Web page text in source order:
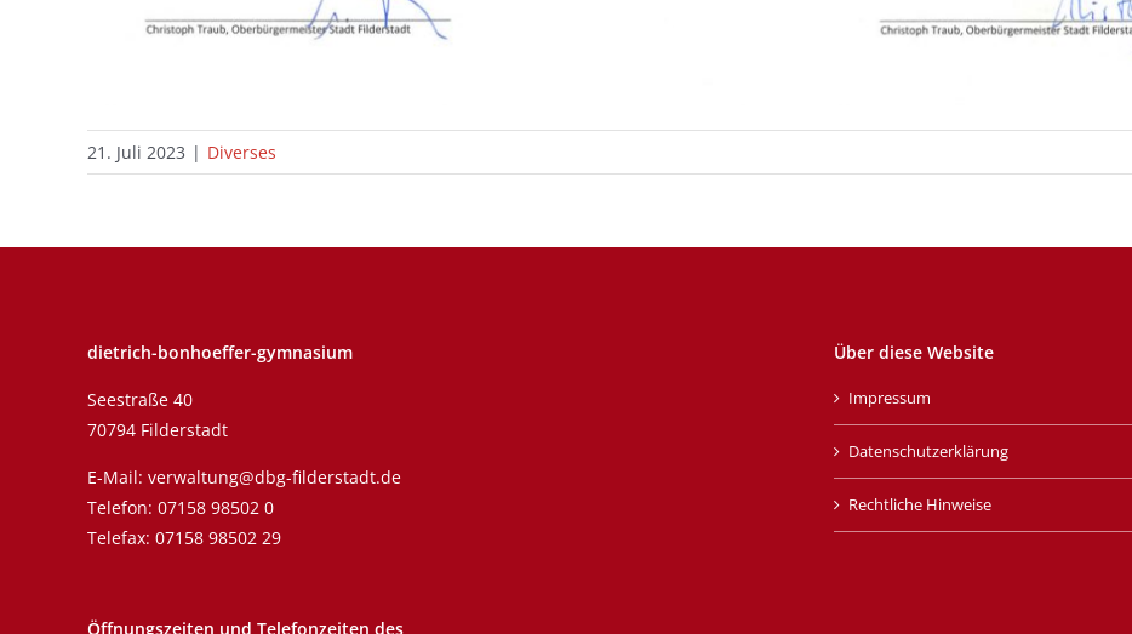
21. Juli 2023 | Diverses
dietrich-bonhoeffer-gymnasium
Seestraße 40
70794 Filderstadt
E-Mail: verwaltung@dbg-filderstadt.de
Telefon: 07158 98502 0
Telefax: 07158 98502 29
Öffnungszeiten und Telefonzeiten des
Über diese Website
Impressum
Datenschutzerklärung
Rechtliche Hinweise